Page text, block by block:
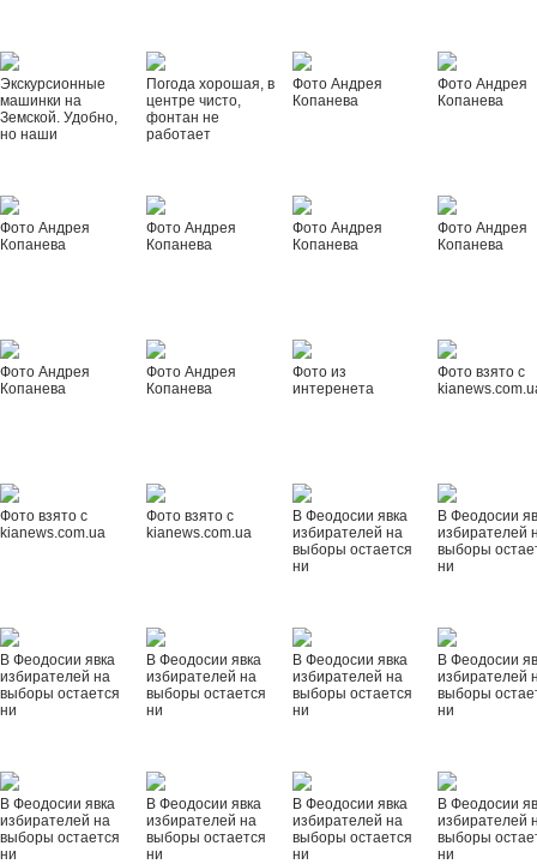
Экскурсионные
машинки на
Земской. Удобно,
но наши
Погода хорошая, в
центре чисто,
фонтан не
работает
Фото Андрея
Копанева
Фото Андрея
Копанева
Фото Андрея
Копанева
Фото Андрея
Копанева
Фото Андрея
Копанева
Фото Андрея
Копанева
Фото Андрея
Копанева
Фото Андрея
Копанева
Фото из
интеренета
Фото взято с
Фото взято с
kianews.com.ua
Фото взято с
kianews.com.ua
В Феодосии явка
избирателей на
выборы остается
ни
В Феодосии
избирателей
выборы
ни
В Феодосии явка
избирателей на
выборы остается
ни
В Феодосии явка
избирателей на
выборы остается
ни
В Феодосии явка
избирателей на
выборы остается
ни
В Феодосии
избирателей
выборы
ни
В Феодосии явка
избирателей на
выборы остается
ни
В Феодосии явка
избирателей на
выборы остается
ни
В Феодосии явка
избирателей на
выборы остается
ни
В Феодосии
избирателей
выборы
ни